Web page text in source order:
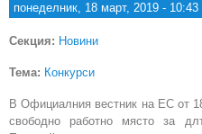
понеделник, 18 март, 2019 - 10:43
Секция: Новини
Тема: Конкурси
В Официалния вестник на ЕС от
свободно работно място за